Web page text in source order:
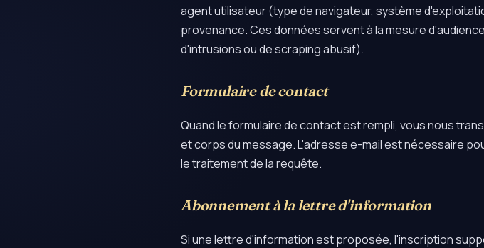
agent utilisateur (type de navigateur, système
provenance. Ces données servent à la mesure
d'intrusions ou de scraping abusif).
Formulaire de contact
Quand le formulaire de contact est rempli, vous nous
et corps du message. L'adresse e-mail est nécessaire
le traitement de la requête.
Abonnement à la lettre d'information
Si une lettre d'information est proposée, l'inscription